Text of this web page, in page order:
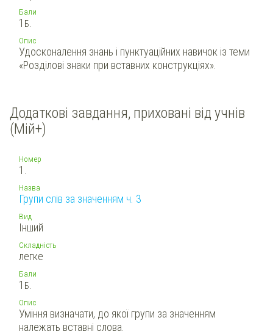
Бали
1 Б.
Опис
Удосконалення знань і пунктуаційних навичок із теми
«Розділові знаки при вставних конструкціях».
Додаткові завдання, приховані від учнів
(Мій+)
Номер
1.
Назва
Групи слів за значенням ч. 3
Вид
Інший
Складність
легке
Бали
1 Б.
Опис
Уміння визначати, до якої групи за значенням
належать вставні слова.